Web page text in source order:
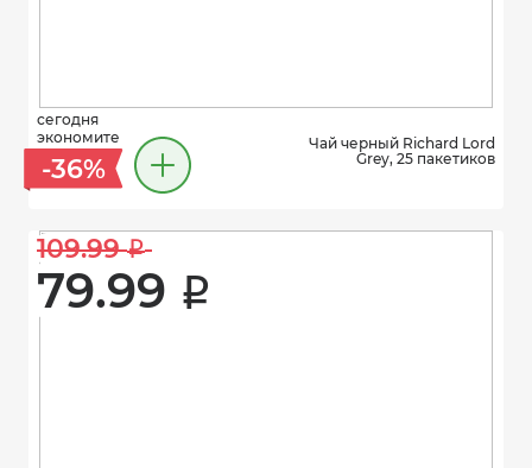
сегодня
экономите
-36%
Чай черный Richard Lord
Grey, 25 пакетиков
109.99 i
79.99 i